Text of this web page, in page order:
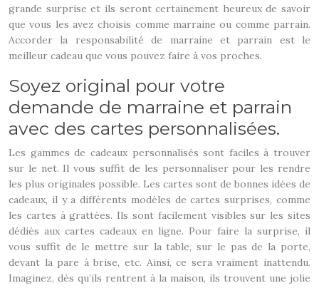
grande surprise et ils seront certainement heureux de savoir
que vous les avez choisis comme marraine ou comme parrain.
Accorder la responsabilité de marraine et parrain est le
meilleur cadeau que vous pouvez faire à vos proches.
Soyez original pour votre
demande de marraine et parrain
avec des cartes personnalisées.
Les gammes de cadeaux personnalisés sont faciles à trouver
sur le net. Il vous suffit de les personnaliser pour les rendre
les plus originales possible. Les cartes sont de bonnes idées de
cadeaux, il y a différents modèles de cartes surprises, comme
les cartes à grattées. Ils sont facilement visibles sur les sites
dédiés aux cartes cadeaux en ligne. Pour faire la surprise, il
vous suffit de le mettre sur la table, sur le pas de la porte,
devant la pare à brise, etc. Ainsi, ce sera vraiment inattendu.
Imaginez, dès qu’ils rentrent à la maison, ils trouvent une jolie